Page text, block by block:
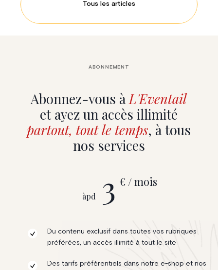
Tous les articles
Abonnez-vous àL'Eventail
et ayez un accès illimité
partout, tout le temps, à tous
nos services
ABONNEMENT
àpd 3 € / mois
Du contenu exclusif dans toutes vos rubriques
préférées, un accès illimité à tout le site
Des tarifs préférentiels dans notre e-shop et nos